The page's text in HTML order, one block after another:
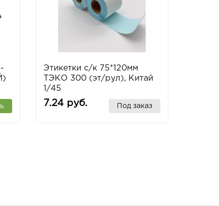
Этикетки с/к 75*120мм
ТЭКО 300 (эт/рул), Китай
1/45
7.24 руб. Под заказ